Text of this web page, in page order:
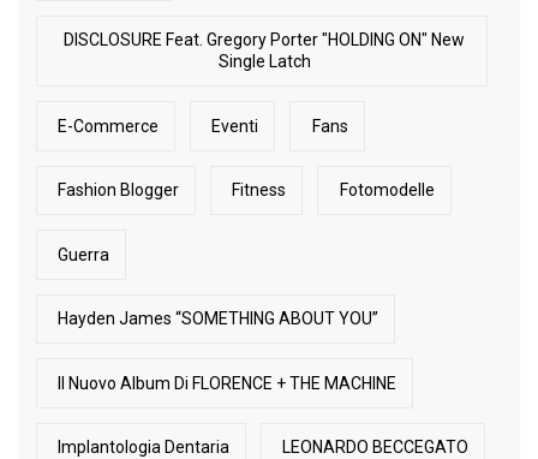
DISCLOSURE Feat. Gregory Porter "HOLDING ON" New
Single Latch
E-Commerce Eventi Fans
Fashion Blogger Fitness Fotomodelle
Guerra
Hayden James “SOMETHING ABOUT YOU”
Il Nuovo Album Di FLORENCE + THE MACHINE
Implantologia Dentaria LEONARDO BECCEGATO